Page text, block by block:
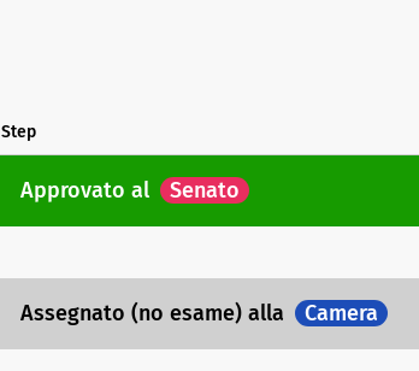
Step
Approvato al Senato
Assegnato (no esame) alla Camera